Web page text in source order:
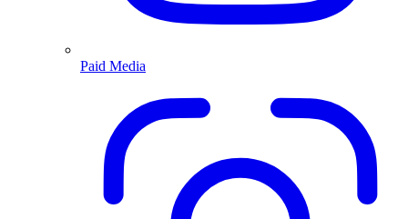
Paid Media